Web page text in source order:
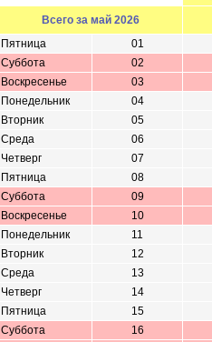
Всего за май 2026
Пятница
01
Суббота
02
Воскресенье
03
Понедельник
04
Вторник
05
Среда
06
Четверг
07
Пятница
08
Суббота
09
Воскресенье
10
Понедельник
11
Вторник
12
Среда
13
Четверг
14
Пятница
15
Суббота
16